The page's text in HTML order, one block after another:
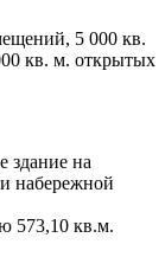
5 000 кв.
кв. м. открытых
здание на
набережной
573,10 кв.м.